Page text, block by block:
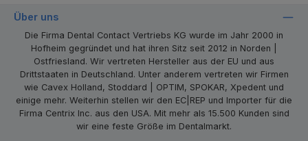
Über uns
Die Firma Dental Contact Vertriebs KG wurde im Jahr 2000 in
Hofheim gegründet und hat ihren Sitz seit 2012 in Norden |
Ostfriesland. Wir vertreten Hersteller aus der EU und aus
Drittstaaten in Deutschland. Unter anderem vertreten wir Firmen
wie Cavex Holland, Stoddard | OPTIM, SPOKAR, Xpedent und
einige mehr. Weiterhin stellen wir den EC|REP und Importer für die
Firma Centrix Inc. aus den USA. Mit mehr als 15.500 Kunden sind
wir eine feste Größe im Dentalmarkt.